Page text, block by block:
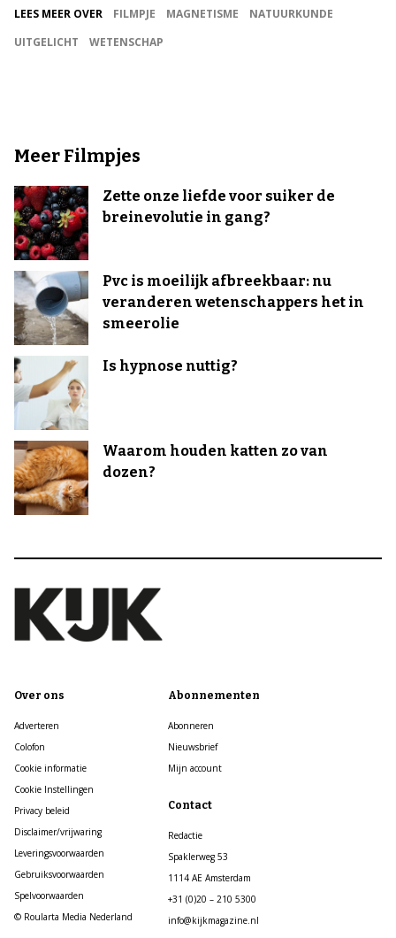
LEES MEER OVER FILMPJE MAGNETISME
NATUURKUNDE
UITGELICHT
WETENSCHAP
Meer Filmpjes
Zette onze liefde voor suiker de
breinevolutie in gang?
Pvc is moeilijk afbreekbaar: nu
veranderen wetenschappers het in
smeerolie
Is hypnose nuttig?
Waarom houden katten zo van
dozen?
Over ons
Adverteren
Colofon
Cookie informatie
Cookie Instellingen
Privacy beleid
Disclaimer/vrijwaring
Leveringsvoorwaarden
Gebruiksvoorwaarden
Spelvoorwaarden
© Roularta Media Nederland
Abonnementen
Abonneren
Nieuwsbrief
Mijn account
Contact
Redactie
Spaklerweg 53
1114 AE Amsterdam
+31 (0)20 – 210 5300
info@kijkmagazine.nl